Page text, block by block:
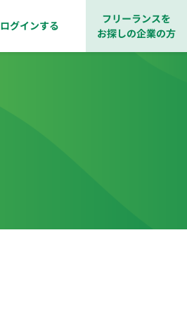
ログインする
フリーランスを
お探しの企業の方